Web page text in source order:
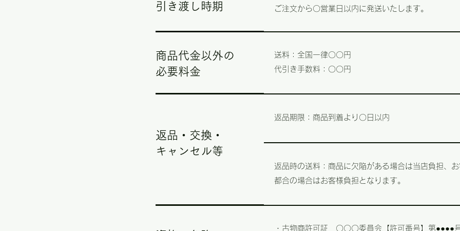
引き渡し時期
商品代金以外の
必要料金
ご注文から〇営業日以内に発送いたします。
送料：全国一律〇〇円
代引き手数料：〇〇円
返品期限：商品到着より〇日以内
返品・交換・
キャンセル等
返品時の送料：商品に欠陥がある場合は当店負担、
都合の場合はお客様負担となります。
・古物商許可証 〇〇〇委員会【許可番号】第●●●●